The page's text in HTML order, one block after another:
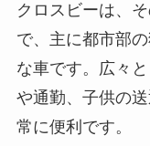
クロスビーは、
で、主に都市部
な車です。広々
や通勤、子供の
常に便利です。